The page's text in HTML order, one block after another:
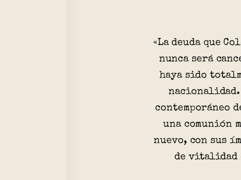
«La deuda que
nunca será
haya sido
nacionalidad.
contemporáneo
una comunión
nuevo, con sus
de vitalidad